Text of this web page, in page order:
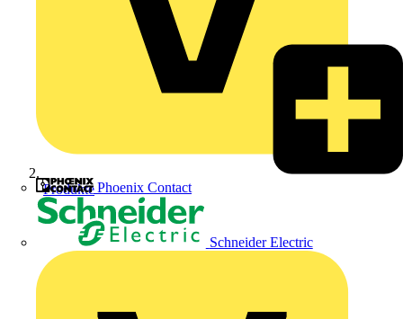
Phoenix Contact
Schneider Electric
Produkte